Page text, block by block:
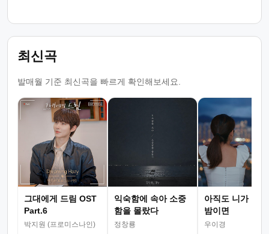
최신곡
발매월 기준 최신곡을 빠르게 확인해보세요.
그대에게 드림 OST
Part.6
박지원 (프로미스나인)
익숙함에 속아 소중
함을 몰랐다
정창룡
아직도 니가 그
밤이면
우이경